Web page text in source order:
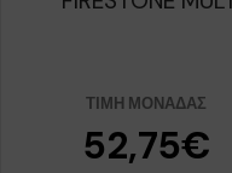
ΤΙΜΉ ΜΟΝΆΔΑΣ
52,75€